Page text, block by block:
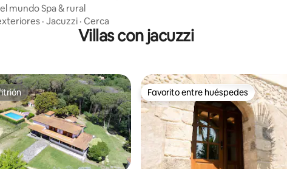
mundo Spa & rural
· Jacuzzi · Cerca
Villas con jacuzzi
Favorito entre huéspedes
Favorito entre huéspedes